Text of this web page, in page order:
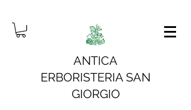
ANTICA
ERBORISTERIA SAN
GIORGIO